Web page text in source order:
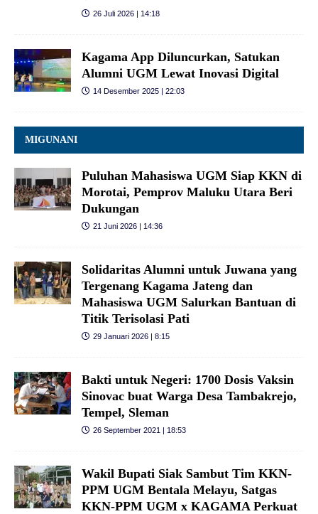
26 Juli 2026 | 14:18
Kagama App Diluncurkan, Satukan
Alumni UGM Lewat Inovasi Digital
14 Desember 2025 | 22:03
MIGUNANI
Puluhan Mahasiswa UGM Siap KKN di
Morotai, Pemprov Maluku Utara Beri
Dukungan
21 Juni 2026 | 14:36
Solidaritas Alumni untuk Juwana yang
Tergenang Kagama Jateng dan
Mahasiswa UGM Salurkan Bantuan di
Titik Terisolasi Pati
29 Januari 2026 | 8:15
Bakti untuk Negeri: 1700 Dosis Vaksin
Sinovac buat Warga Desa Tambakrejo,
Tempel, Sleman
26 September 2021 | 18:53
Wakil Bupati Siak Sambut Tim KKN-
PPM UGM Bentala Melayu, Satgas
KKN-PPM UGM x KAGAMA Perkuat